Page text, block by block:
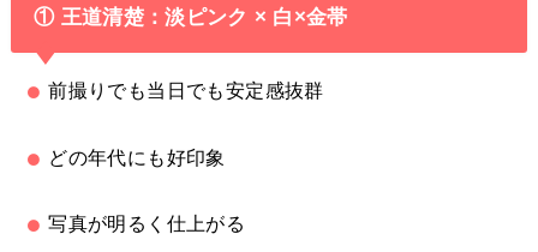
① 王道清楚：淡ピンク × 白×金帯
前撮りでも当日でも安定感抜群
どの年代にも好印象
写真が明るく仕上がる